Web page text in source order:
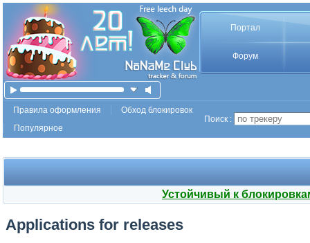
Портал
Форум
Правила оформления
Обход блокировок
Популярное
Поиск :
Устойчивый к
Applications for releases